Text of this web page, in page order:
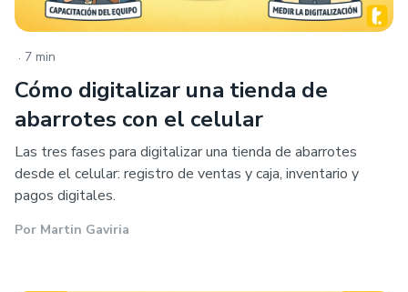
. 7 min
Cómo digitalizar una tienda de
abarrotes con el celular
Las tres fases para digitalizar una tienda de abarrotes
desde el celular: registro de ventas y caja, inventario y
pagos digitales.
Por Martin Gaviria